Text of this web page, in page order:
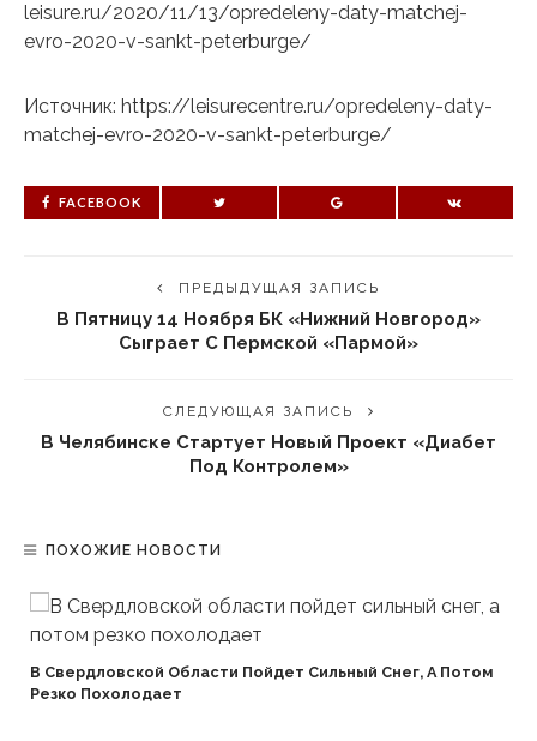
leisure.ru/2020/11/13/opredeleny-daty-matchej-
evro-2020-v-sankt-peterburge/
Источник: https://leisurecentre.ru/opredeleny-daty-
matchej-evro-2020-v-sankt-peterburge/
FACEBOOK
ПРЕДЫДУЩАЯ ЗАПИСЬ
В Пятницу 14 Ноября БК «Нижний Новгород»
Сыграет С Пермской «Пармой»
СЛЕДУЮЩАЯ ЗАПИСЬ
В Челябинске Стартует Новый Проект «Диабет
Под Контролем»
ПОХОЖИЕ НОВОСТИ
В Свердловской Области Пойдет Сильный Снег, А Потом
Резко Похолодает